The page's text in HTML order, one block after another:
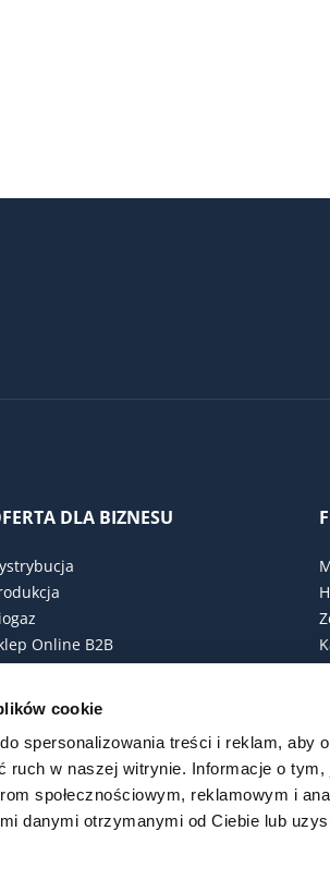
cookie
spersonalizowania treści i reklam, aby
ruch w naszej witrynie. Informacje o
społecznościowym, reklamowym i
danymi otrzymanymi od Ciebie lub
DLA BIZNESU
Online B2B